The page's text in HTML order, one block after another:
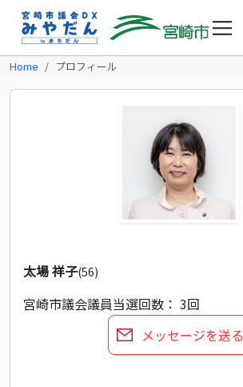
Home プロフィール
太場 祥子(56)
宮崎市議会議員当選回数： 3回
メッセージを送る